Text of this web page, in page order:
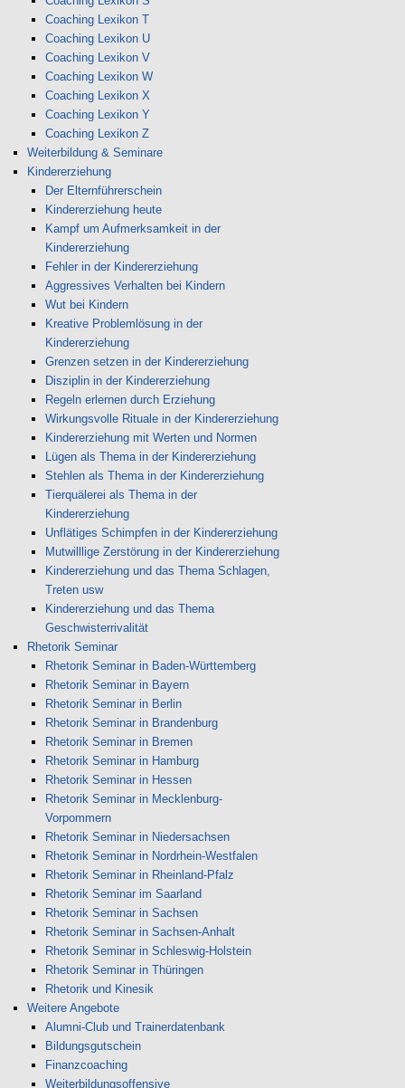
Coaching Lexikon T
Coaching Lexikon U
Coaching Lexikon V
Coaching Lexikon W
Coaching Lexikon X
Coaching Lexikon Y
Coaching Lexikon Z
Weiterbildung & Seminare
Kindererziehung
Der Elternführerschein
Kindererziehung heute
Kampf um Aufmerksamkeit in der
Kindererziehung
Fehler in der Kindererziehung
Aggressives Verhalten bei Kindern
Wut bei Kindern
Kreative Problemlösung in der
Kindererziehung
Grenzen setzen in der Kindererziehung
Disziplin in der Kindererziehung
Regeln erlernen durch Erziehung
Wirkungsvolle Rituale in der Kindererziehung
Kindererziehung mit Werten und Normen
Lügen als Thema in der Kindererziehung
Stehlen als Thema in der Kindererziehung
Tierquälerei als Thema in der
Kindererziehung
Unflätiges Schimpfen in der Kindererziehung
Mutwilllige Zerstörung in der Kindererziehung
Kindererziehung und das Thema Schlagen,
Treten usw
Kindererziehung und das Thema
Geschwisterrivalität
Rhetorik Seminar
Rhetorik Seminar in Baden-Württemberg
Rhetorik Seminar in Bayern
Rhetorik Seminar in Berlin
Rhetorik Seminar in Brandenburg
Rhetorik Seminar in Bremen
Rhetorik Seminar in Hamburg
Rhetorik Seminar in Hessen
Rhetorik Seminar in Mecklenburg-
Vorpommern
Rhetorik Seminar in Niedersachsen
Rhetorik Seminar in Nordrhein-Westfalen
Rhetorik Seminar in Rheinland-Pfalz
Rhetorik Seminar im Saarland
Rhetorik Seminar in Sachsen
Rhetorik Seminar in Sachsen-Anhalt
Rhetorik Seminar in Schleswig-Holstein
Rhetorik Seminar in Thüringen
Rhetorik und Kinesik
Weitere Angebote
Alumni-Club und Trainerdatenbank
Bildungsgutschein
Finanzcoaching
Weiterbildungsoffensive